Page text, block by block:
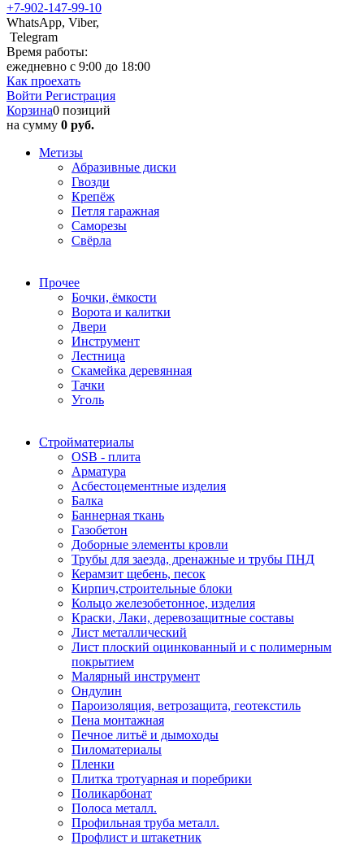
+7-902-147-99-10
WhatsApp, Viber,
Telegram
Время работы:
ежедневно с 9:00 до 18:00
Как проехать
Войти Регистрация
Корзина0 позиций
на сумму 0 руб.
Метизы
Абразивные диски
Гвозди
Крепёж
Петля гаражная
Саморезы
Свёрла
Прочее
Бочки, ёмкости
Ворота и калитки
Двери
Инструмент
Лестница
Скамейка деревянная
Тачки
Уголь
Стройматериалы
OSB - плита
Арматура
Асбестоцементные изделия
Балка
Баннерная ткань
Газобетон
Доборные элементы кровли
Трубы для заезда, дренажные и трубы ПНД
Керамзит щебень, песок
Кирпич,строительные блоки
Кольцо железобетонное, изделия
Краски, Лаки, деревозащитные составы
Лист металлический
Лист плоский оцинкованный и с полимерным
покрытием
Малярный инструмент
Ондулин
Пароизоляция, ветрозащита, геотекстиль
Пена монтажная
Печное литьё и дымоходы
Пиломатериалы
Пленки
Плитка тротуарная и поребрики
Поликарбонат
Полоса металл.
Профильная труба металл.
Профлист и штакетник